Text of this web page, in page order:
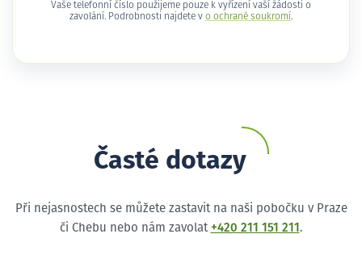
Vaše telefonní číslo použijeme pouze k vyřízení vaší žádosti o
zavolání. Podrobnosti najdete v o ochraně soukromí .
Časté dotazy
Při nejasnostech se můžete zastavit na naši pobočku v Praze
či Chebu nebo nám zavolat +420 211 151 211 .